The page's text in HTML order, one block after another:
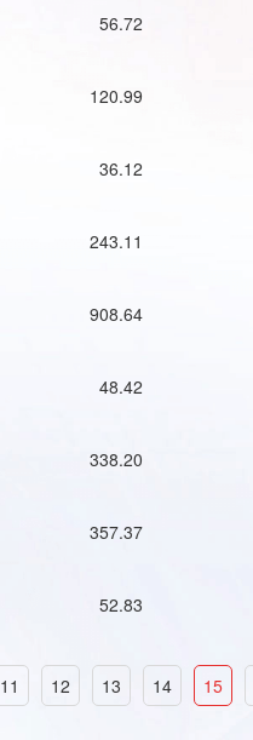
56.72
120.99
36.12
243.11
908.64
48.42
338.20
357.37
52.83
11 12 13 14 15